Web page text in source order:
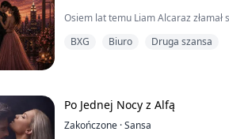
Osiem lat temu Liam Alcaraz
Nieustraszona. Nietykalna. Niezłomna.
Aż los ponownie sprowadza go do
BXG Biuro Druga szansa
Po Jednej Nocy z Alfą
Zakończone ·Sansa